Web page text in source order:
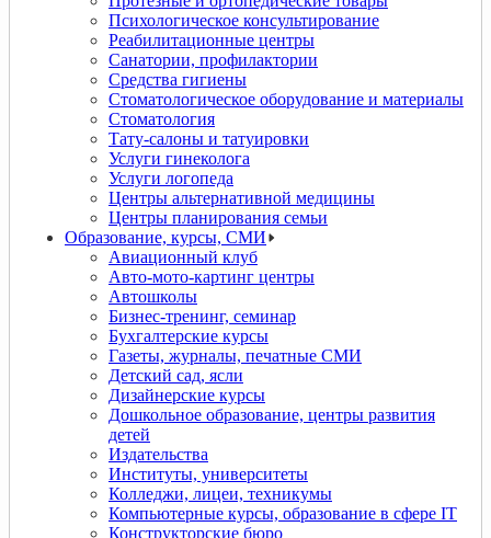
Психологическое консультирование
Реабилитационные центры
Санатории, профилактории
Средства гигиены
Стоматологическое оборудование и материалы
Стоматология
Тату-салоны и татуировки
Услуги гинеколога
Услуги логопеда
Центры альтернативной медицины
Центры планирования семьи
Образование, курсы, СМИ
Авиационный клуб
Авто-мото-картинг центры
Автошколы
Бизнес-тренинг, семинар
Бухгалтерские курсы
Газеты, журналы, печатные СМИ
Детский сад, ясли
Дизайнерские курсы
Дошкольное образование, центры развития
детей
Издательства
Институты, университеты
Колледжи, лицеи, техникумы
Компьютерные курсы, образование в сфере IT
Конструкторские бюро